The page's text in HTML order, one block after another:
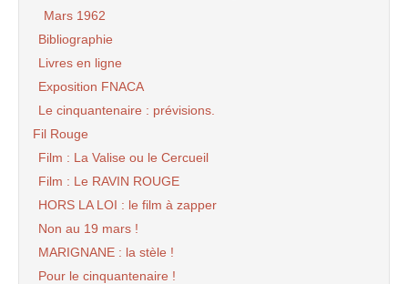
Mars 1962
Bibliographie
Livres en ligne
Exposition FNACA
Le cinquantenaire : prévisions.
Fil Rouge
Film : La Valise ou le Cercueil
Film : Le RAVIN ROUGE
HORS LA LOI : le film à zapper
Non au 19 mars !
MARIGNANE : la stèle !
Pour le cinquantenaire !